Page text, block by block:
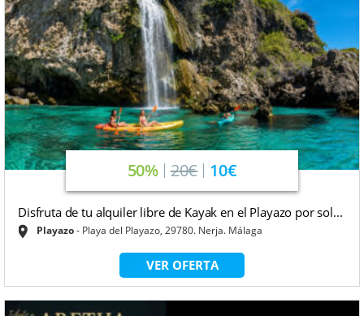
50% 20€ 10€
Disfruta de tu alquiler libre de Kayak en el Playazo por sol...
Playazo Playa del Playazo, 29780. Nerja. Málaga
VER OFERTA